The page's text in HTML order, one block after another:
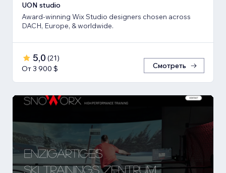
UON studio
Award-winning Wix Studio designers chosen across
DACH, Europe, & worldwide.
5,0 (21)
От 3 900 $
Смотреть